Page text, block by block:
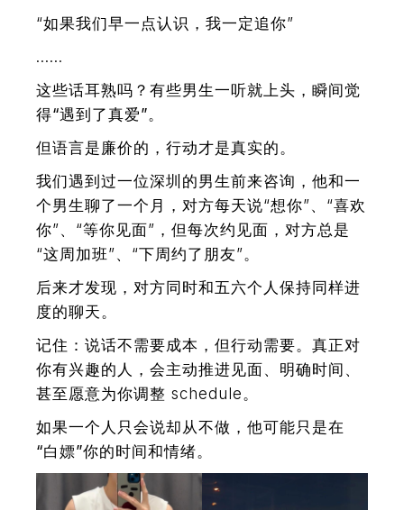
“如果我们早一点认识，我一定追你”
……
这些话耳熟吗？有些男生一听就上头，瞬间觉
得“遇到了真爱”。
但语言是廉价的，行动才是真实的。
我们遇到过一位深圳的男生前来咨询，他和一
个男生聊了一个月，对方每天说“想你”、“喜欢
你”、“等你见面”，但每次约见面，对方总是
“这周加班”、“下周约了朋友”。
后来才发现，对方同时和五六个人保持同样进
度的聊天。
记住：说话不需要成本，但行动需要。真正对
你有兴趣的人，会主动推进见面、明确时间、
甚至愿意为你调整 schedule。
如果一个人只会说却从不做，他可能只是在
“白嫖”你的时间和情绪。